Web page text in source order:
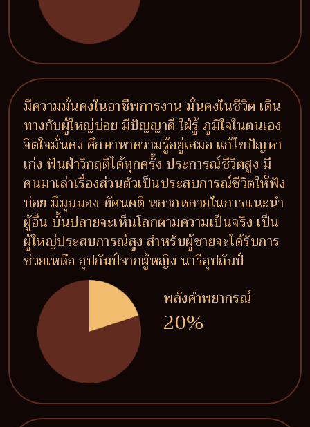
มีความมั่นคงในอาชีพการงาน มั่นคงในชีวิต เดิน
ทางกับผู้ใหญ่บ่อย มีปัญญาดี ใฝ่รู้ ภูมิใจในตนเอง
จิตใจมั่นคง ศึกษาหาความรู้อยู่เสมอ แก้ไขปัญหา
เก่ง ฟันฝ่าวิกฤติได้ทุกครั้ง ประการณ์ชีวิตสูง มี
คนมาเล่าเรื่องส่วนตัวเป็นประสบการณ์ชีวิตให้ฟัง
บ่อย มีมุมมอง ทัศนคติ หลากหลายในการแนะนำ
ผู้อื่น บั้นปลายจะเห็นโลกตามความเป็นจริง เป็น
ผู้ใหญ่ประสบการณ์สูง สำหรับผู้ชายจะได้รับการ
ช่วยเหลือ อุปถัมป์จากผู้หญิง นารีอุปถัมป์
พลังคำพยากรณ์
20%